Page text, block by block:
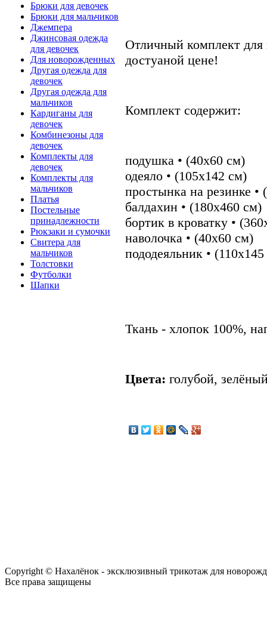
Брюки для девочек
Брюки для мальчиков
Джемпера
Джинсовая одежда
для девочек
Для новорожденных
Другая одежда для
девочек
Другая одежда для
мальчиков
Кардиганы для
девочек
Комбинезоны для
девочек
Комплекты для
девочек
Комплекты для
мальчиков
Платья
Постельные
принадлежности
Рюкзаки и сумочки
Свитера для
мальчиков
Толстовки
Футболки
Шапки
Отличный комплект для
достуаной цене!
Комплект содержит:
подушка • (40х60 см)
одеяло • (105x142 см)
простынка на резинке
балдахин • (180x460 см)
бортик в кроватку •
наволочка • (40х60 см)
пододеяльник •
Ткань - хлопок 100%,
Цвета: голубой,
Copyright © Нахалёнок - эксклюзивный трикотаж для
Все права защищены